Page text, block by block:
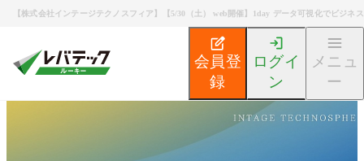
【株式会社インテージテクノスフィア】【5/30（土） web開催】1day データ可視化でビジネ
会員登
録
ログイ
ン
メニュ
ー
募集検索 【5/30（土） web